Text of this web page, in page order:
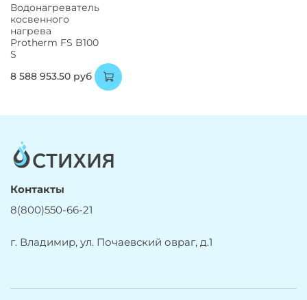
Водонагреватель
косвенного
нагрева
Protherm FS B100
S
8 588 953.50 руб
Контакты
8(800)550-66-21
г. Владимир, ул. Почаевский овраг, д.1